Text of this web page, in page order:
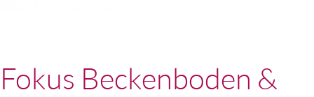
Fokus Beckenboden &